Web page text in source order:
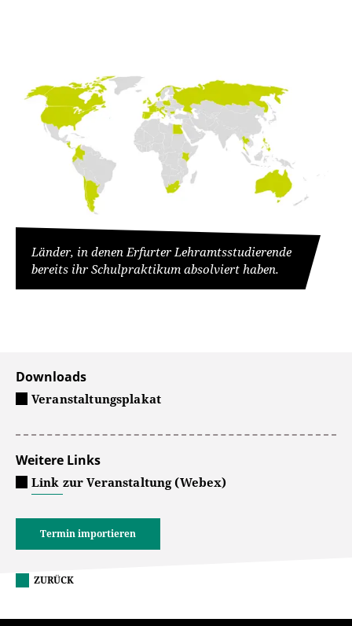
Länder, in denen Erfurter Lehramtsstudierende
bereits ihr Schulpraktikum absolviert haben.
Downloads
Veranstaltungsplakat
Weitere Links
Link zur Veranstaltung (Webex)
Termin importieren
ZURÜCK